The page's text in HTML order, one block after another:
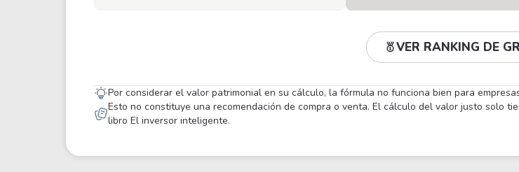
VER RANKING DE
Por considerar el valor patrimonial en su cálculo, la fórmula no funciona bien para
Esto no constituye una recomendación de compra o venta. El cálculo del valor justo solo
libro El inversor inteligente.